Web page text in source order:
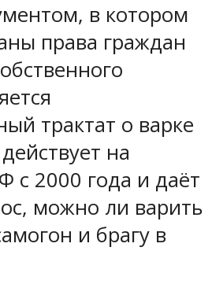
в котором
права граждан
трактат о варке
на
с 2000 года и даёт
можно ли варить
и брагу в